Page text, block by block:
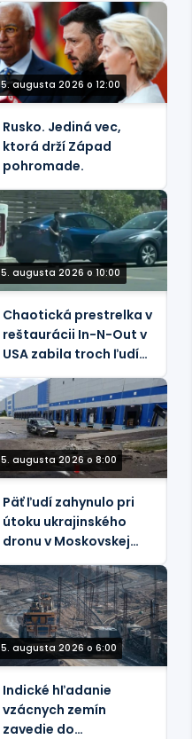
5. augusta 2026 o 12:00
Rusko. Jediná vec,
ktorá drží Západ
pohromade.
5. augusta 2026 o 10:00
Chaotická prestrelka v
reštaurácii In-N-Out v
USA zabila troch ľudí
5. augusta 2026 o 8:00
Päť ľudí zahynulo pri
útoku ukrajinského
dronu v Moskovskej
oblasti, povedal
guvernér
5. augusta 2026 o 6:00
Indické hľadanie
vzácnych zemín
zavedie do